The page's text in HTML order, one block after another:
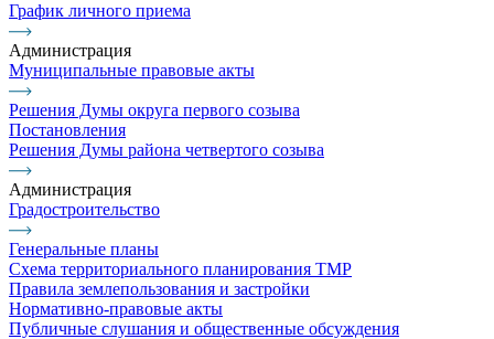
График личного приема
Администрация
Муниципальные правовые акты
Решения Думы округа первого созыва
Постановления
Решения Думы района четвертого созыва
Администрация
Градостроительство
Генеральные планы
Схема территориального планирования ТМР
Правила землепользования и застройки
Нормативно-правовые акты
Публичные слушания и общественные обсуждения